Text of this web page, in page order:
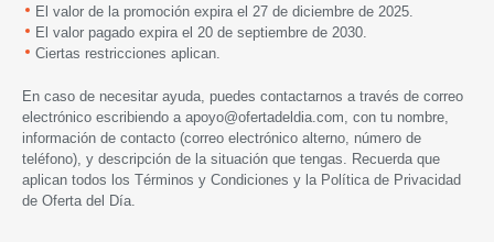
El valor de la promoción expira el 27 de diciembre de 2025.
El valor pagado expira el 20 de septiembre de 2030.
Ciertas restricciones aplican.
En caso de necesitar ayuda, puedes contactarnos a través de correo
electrónico escribiendo a apoyo@ofertadeldia.com , con tu nombre,
información de contacto (correo electrónico alterno, número de
teléfono), y descripción de la situación que tengas. Recuerda que
aplican todos los Términos y Condiciones y la Política de Privacidad
de Oferta del Día.